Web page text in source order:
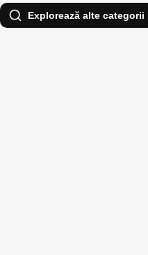
Explorează alte categorii